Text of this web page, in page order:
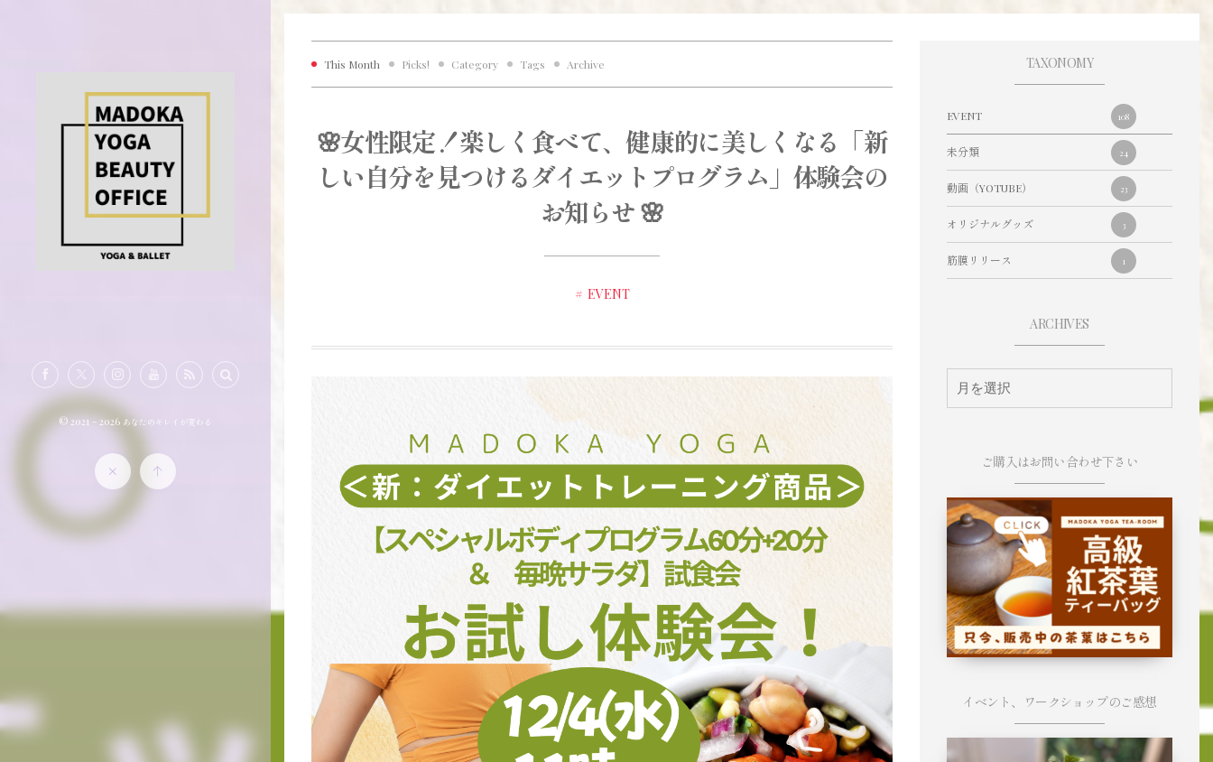
© 2021 - 2026 あなたのキレイが変わる
This Month Picks! Category Tags Archive
🌸女性限定！楽しく食べて、健康的に美しくなる「新
しい自分を見つけるダイエッ​​トプログラム」体験会の
お知らせ 🌸
EVENT
TAXONOMY
EVENT 108
未分類 24
動画（YOTUBE） 23
オリジナルグッズ 3
筋膜リリース 1
ARCHIVES
ご購入はお問い合わせ下さい
イベント、ワークショップのご感想